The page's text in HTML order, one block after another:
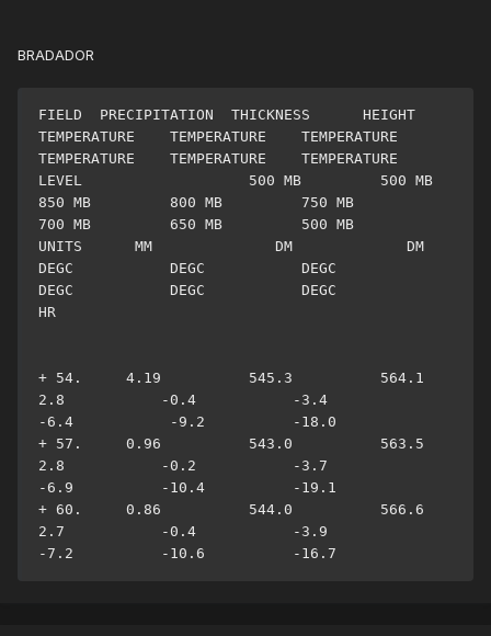
BRADADOR
FIELD  PRECIPITATION  THICKNESS      HEIGHT
TEMPERATURE    TEMPERATURE    TEMPERATURE
TEMPERATURE    TEMPERATURE    TEMPERATURE
LEVEL                   500 MB         500 MB
850 MB         800 MB         750 MB
700 MB         650 MB         500 MB
UNITS      MM              DM             DM
DEGC           DEGC           DEGC
DEGC           DEGC           DEGC
HR
+ 54.     4.19          545.3          564.1
2.8           -0.4           -3.4
-6.4           -9.2          -18.0
+ 57.     0.96          543.0          563.5
2.8           -0.2           -3.7
-6.9          -10.4          -19.1
+ 60.     0.86          544.0          566.6
2.7           -0.4           -3.9
-7.2          -10.6          -16.7